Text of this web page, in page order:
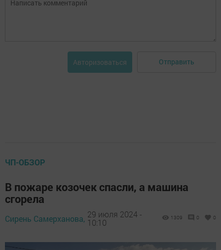
Авторизоваться Отправить
ЧП-ОБЗОР
В пожаре козочек спасли, а машина
сгорела
Сирень Самерханова, 29 июля 2024 -
10:10
1309 0 0